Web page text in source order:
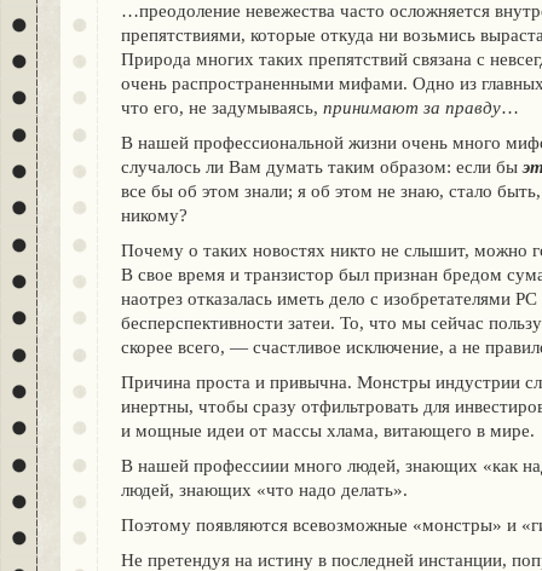
…преодоление невежества часто осложняется
препятствиями, которые откуда ни возьмись
Природа многих таких препятствий связана с
очень распространенными мифами. Одно из
что его, не задумываясь, принимают за правду…
В нашей профессиональной жизни очень много
случалось ли Вам думать таким образом: eсли бы
все бы об этом знали; я об этом не знаю, стало
никому?
Почему о таких новостях никто не слышит, можно
В свое время и транзистор был признан бредом
наотрез отказалась иметь дело с изобретателями
бесперспективности затеи. То, что мы сейчас
скорее всего, — счастливое исключение, а не
Причина проста и привычна. Монстры индустрии
инертны, чтобы сразу отфильтровать для
и мощные идеи от массы хлама, витающего в мире.
В нашей профессиии много людей, знающих «как
людей, знающих «что надо делать».
Поэтому появляются всевозможные «монстры» и
Не претендуя на истину в последней инстанции,